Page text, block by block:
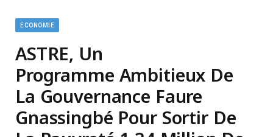
ECONOMIE
ASTRE, Un
Programme Ambitieux De
La Gouvernance Faure
Gnassingbé Pour Sortir De